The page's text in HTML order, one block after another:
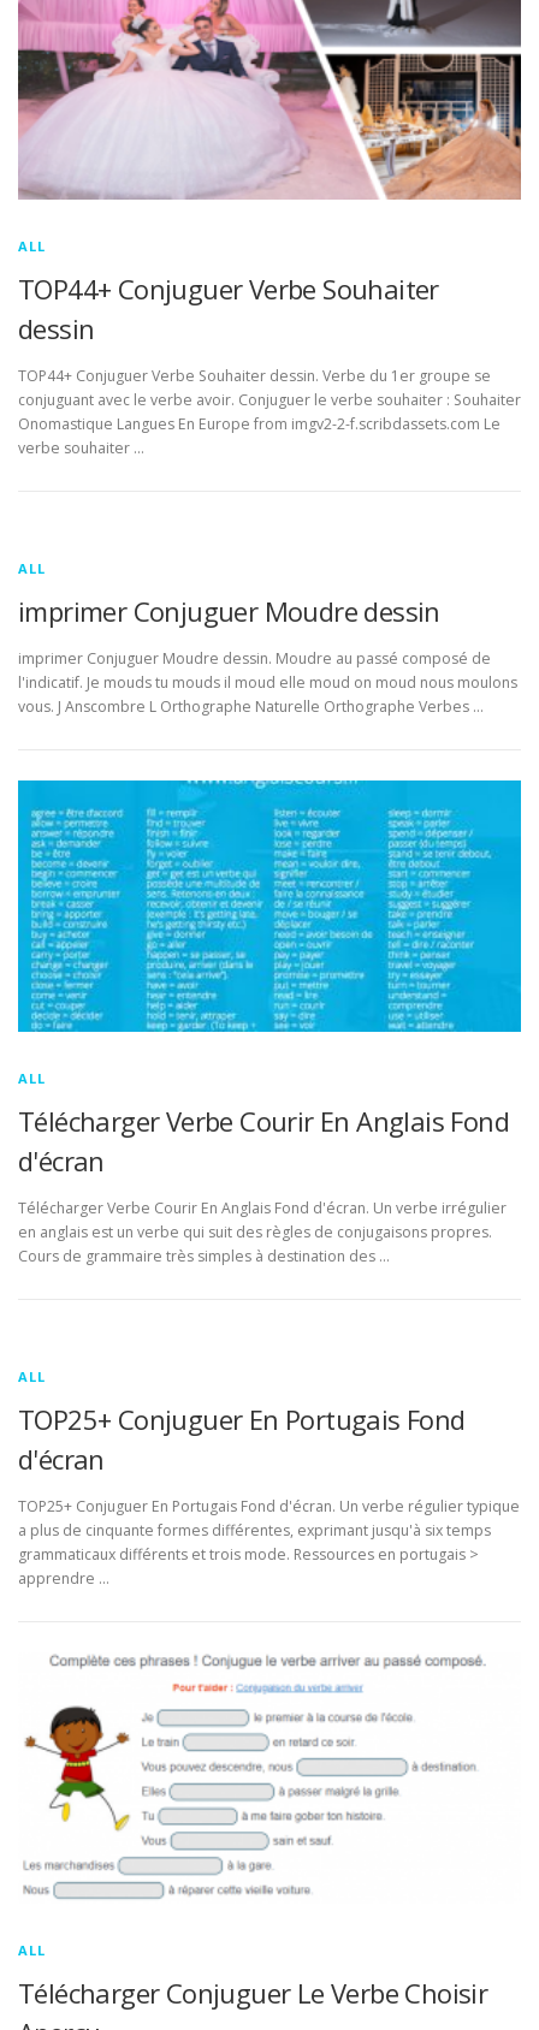
ALL
TOP44+ Conjuguer Verbe Souhaiter
dessin
TOP44+ Conjuguer Verbe Souhaiter dessin. Verbe du 1er groupe se
conjuguant avec le verbe avoir. Conjuguer le verbe souhaiter : Souhaiter
Onomastique Langues En Europe from imgv2-2-f.scribdassets.com Le
verbe souhaiter …
ALL
imprimer Conjuguer Moudre dessin
imprimer Conjuguer Moudre dessin. Moudre au passé composé de
l'indicatif. Je mouds tu mouds il moud elle moud on moud nous moulons
vous. J Anscombre L Orthographe Naturelle Orthographe Verbes …
ALL
Télécharger Verbe Courir En Anglais Fond
d'écran
Télécharger Verbe Courir En Anglais Fond d'écran. Un verbe irrégulier
en anglais est un verbe qui suit des règles de conjugaisons propres.
Cours de grammaire très simples à destination des …
ALL
TOP25+ Conjuguer En Portugais Fond
d'écran
TOP25+ Conjuguer En Portugais Fond d'écran. Un verbe régulier typique
a plus de cinquante formes différentes, exprimant jusqu'à six temps
grammaticaux différents et trois mode. Ressources en portugais >
apprendre …
ALL
Télécharger Conjuguer Le Verbe Choisir